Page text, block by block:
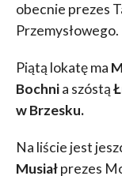
obecnie prezes
Przemysłowego.
Piątą lokatę ma
Bochnia szóstą
w Brzesku.
Na liście jest
Musiałprezes